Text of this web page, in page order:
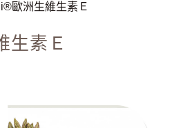
歐洲生維生素Ｅ
生素Ｅ